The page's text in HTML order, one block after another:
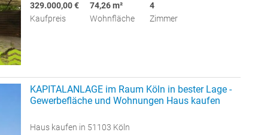
329.000,00 €
Kaufpreis
74,26 m²
Wohnfläche
4
Zimmer
KAPITALANLAGE im Raum Köln in bester Lage -
Gewerbefläche und Wohnungen Haus kaufen
Haus kaufen in 51103 Köln